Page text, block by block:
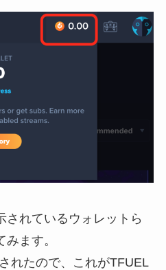
されているウォレットら
ます。
れたので、これがTFUEL